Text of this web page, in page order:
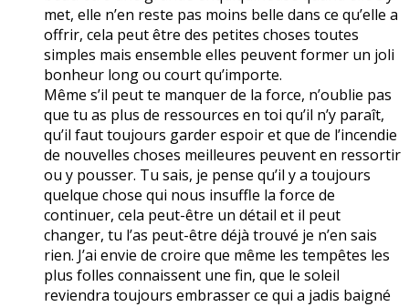
met, elle n’en reste pas moins belle dans ce qu’elle a
offrir, cela peut être des petites choses toutes
simples mais ensemble elles peuvent former un joli
bonheur long ou court qu’importe.
Même s’il peut te manquer de la force, n’oublie pas
que tu as plus de ressources en toi qu’il n’y paraît,
qu’il faut toujours garder espoir et que de l’incendie
de nouvelles choses meilleures peuvent en ressortir
ou y pousser. Tu sais, je pense qu’il y a toujours
quelque chose qui nous insuffle la force de
continuer, cela peut-être un détail et il peut
changer, tu l’as peut-être déjà trouvé je n’en sais
rien. J’ai envie de croire que même les tempêtes les
plus folles connaissent une fin, que le soleil
reviendra toujours embrasser ce qui a jadis baigné